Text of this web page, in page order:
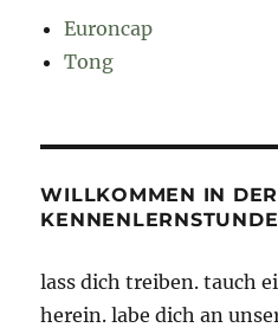
Euroncap
Tong
WILLKOMMEN IN
lass dich treiben. tauch
herein. labe dich an